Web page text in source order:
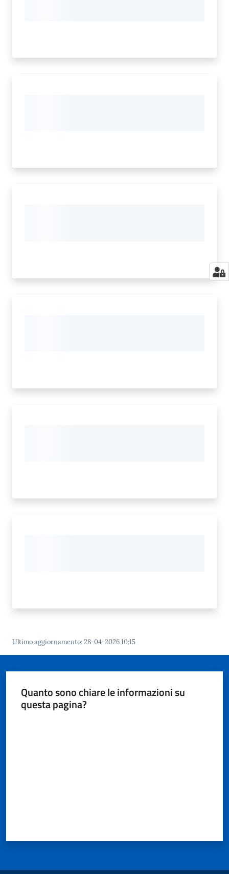
Ultimo aggiornamento:28-04-2026 10:15
Quanto sono chiare le informazioni su
questa pagina?